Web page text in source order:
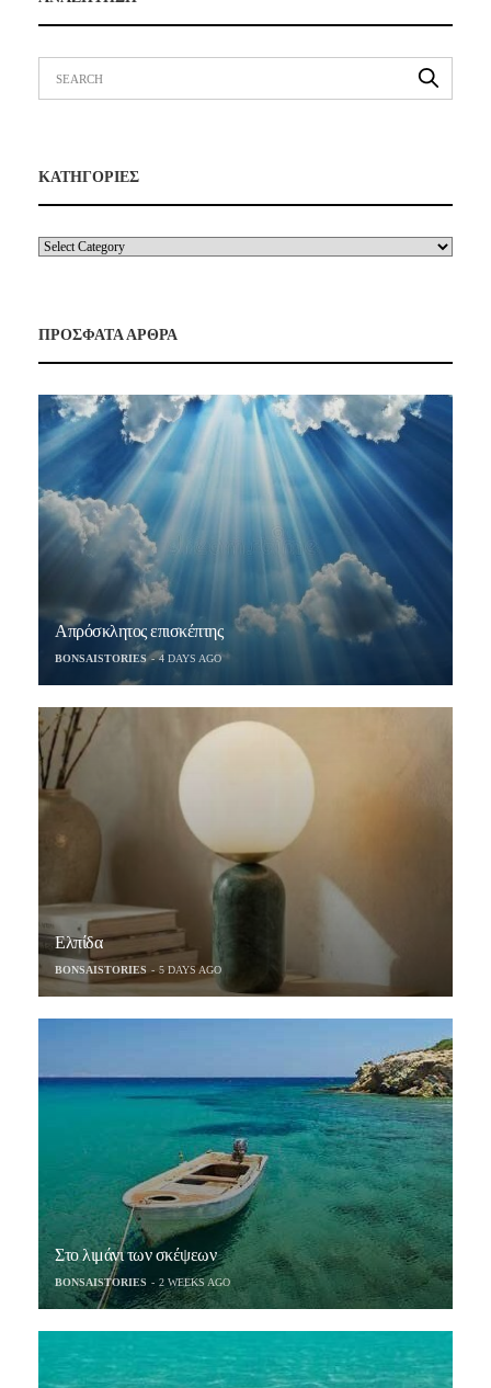
ΚΑΤΗΓΟΡΙΕΣ
ΠΡΟΣΦΑΤΑ ΑΡΘΡΑ
Απρόσκλητος επισκέπτης
BONSAISTORIES 4 DAYS AGO
Ελπίδα
BONSAISTORIES 5 DAYS AGO
Στο λιμάνι των σκέψεων
BONSAISTORIES 2 WEEKS AGO